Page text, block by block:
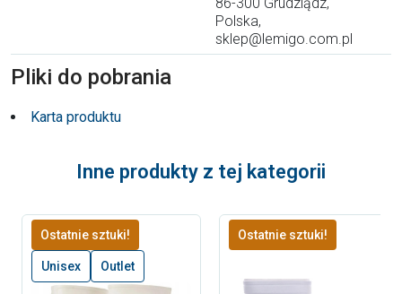
Polska,
sklep@lemigo.com.pl
Pliki do pobrania
Karta produktu
Inne produkty z tej kategorii
Ostatnie sztuki!
Unisex Outlet
Ostatnie sztuki!